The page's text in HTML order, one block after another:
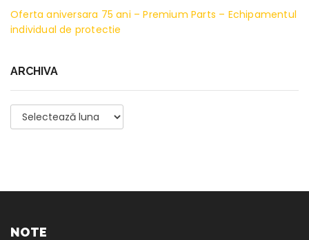
Oferta aniversara 75 ani – Premium Parts – Echipamentul
individual de protectie
ARCHIVA
Archiva
NOTE